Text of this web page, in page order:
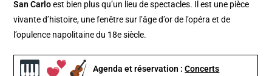
San Carloest bien plus qu’un lieu de spectacles. Il est une pièce
vivante d’histoire, une fenêtre sur l’âge d’or de l’opéra et de
l’opulence napolitaine du 18e siècle.
Agenda et réservation :Concerts